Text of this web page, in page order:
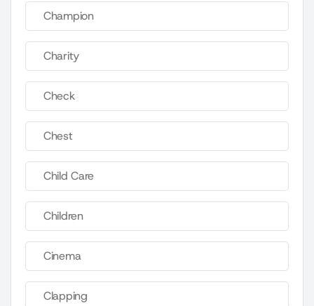
Champion
Charity
Check
Chest
Child Care
Children
Cinema
Clapping